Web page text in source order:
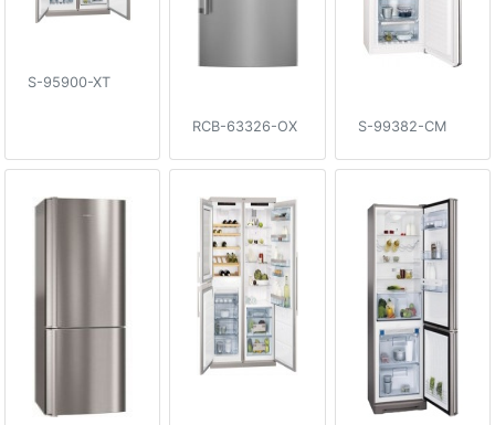
S-95900-XT
RCB-63326-OX S-99382-CM